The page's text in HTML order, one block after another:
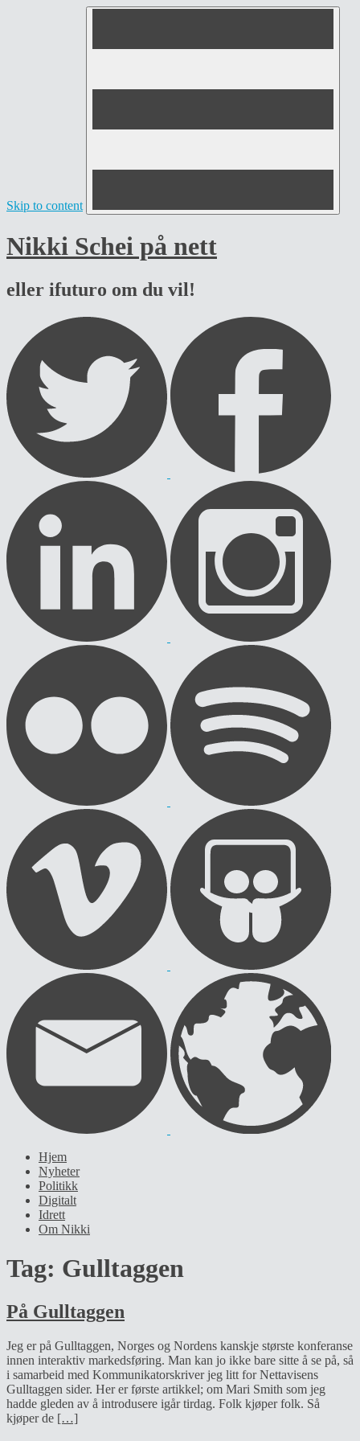
Skip to content
Nikki Schei på nett
eller ifuturo om du vil!
Hjem
Nyheter
Politikk
Digitalt
Idrett
Om Nikki
Tag: Gulltaggen
På Gulltaggen
Jeg er på Gulltaggen, Norges og Nordens kanskje største konferanse
innen interaktiv markedsføring. Man kan jo ikke bare sitte å se på, så
i samarbeid med Kommunikatorskriver jeg litt for Nettavisens
Gulltaggen sider. Her er første artikkel; om Mari Smith som jeg
hadde gleden av å introdusere igår tirdag. Folk kjøper folk. Så
kjøper de […]